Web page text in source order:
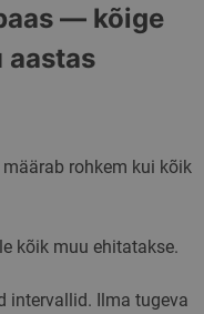
— kõige
aastas
rohkem kui kõik
kõik muu ehitatakse.
intervallid. Ilma tugeva